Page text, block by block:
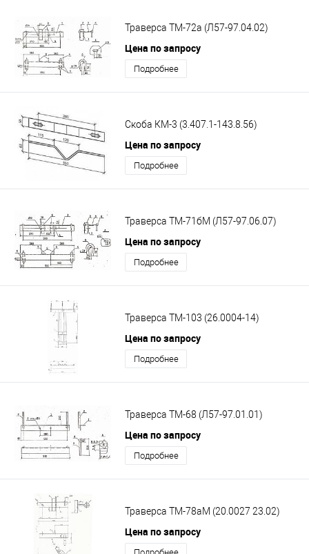
Траверса ТМ-72а (Л57-97.04.02)
Цена по запросу
Подробнее
Скоба КМ-3 (3.407.1-143.8.56)
Цена по запросу
Подробнее
Траверса ТМ-71бМ (Л57-97.06.07)
Цена по запросу
Подробнее
Траверса ТМ-103 (26.0004-14)
Цена по запросу
Подробнее
Траверса ТМ-68 (Л57-97.01.01)
Цена по запросу
Подробнее
Траверса ТМ-78аМ (20.0027 23.02)
Цена по запросу
Подробнее